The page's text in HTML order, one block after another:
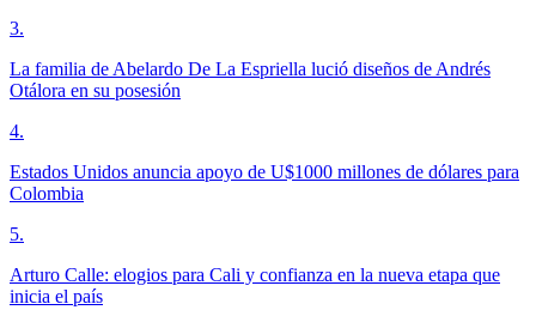
3.
La familia de Abelardo De La Espriella lució diseños de Andrés
Otálora en su posesión
4.
Estados Unidos anuncia apoyo de U$1000 millones de dólares para
Colombia
5.
Arturo Calle: elogios para Cali y confianza en la nueva etapa que
inicia el país